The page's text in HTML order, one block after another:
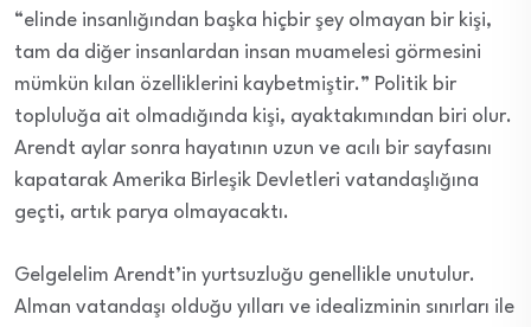
“elinde insanlığından başka hiçbir şey olmayan bir kişi,
tam da diğer insanlardan insan muamelesi görmesini
mümkün kılan özelliklerini kaybetmiştir.” Politik bir
topluluğa ait olmadığında kişi, ayaktakımından biri olur.
Arendt aylar sonra hayatının uzun ve acılı bir sayfasını
kapatarak Amerika Birleşik Devletleri vatandaşlığına
geçti, artık parya olmayacaktı.
Gelgelelim Arendt’in yurtsuzluğu genellikle unutulur.
Alman vatandaşı olduğu yılları ve idealizminin sınırları ile